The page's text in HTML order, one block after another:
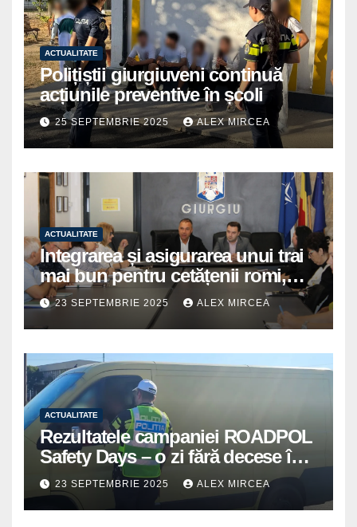
ACTUALITATE
Polițiștii giurgiuveni continuă
acțiunile preventive în școli
25 SEPTEMBRIE 2025 ALEX MIRCEA
ACTUALITATE
Integrarea și asigurarea unui trai
mai bun pentru cetățenii romi,
prioritate pentru instituțiile
publice giurgiuvene
23 SEPTEMBRIE 2025 ALEX MIRCEA
ACTUALITATE
Rezultatele campaniei ROADPOL
Safety Days – o zi fără decese în
trafic
23 SEPTEMBRIE 2025 ALEX MIRCEA